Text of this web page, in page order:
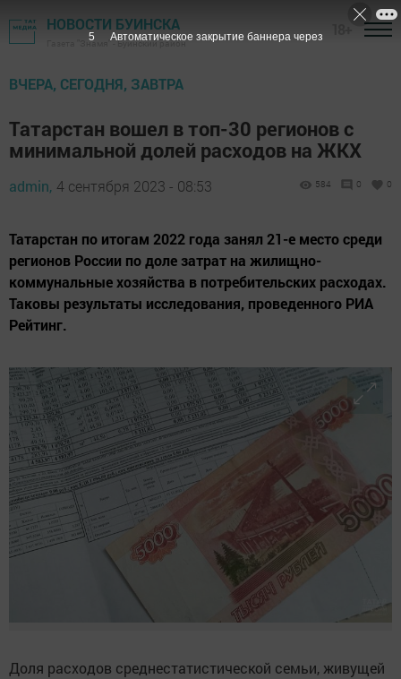
НОВОСТИ БУИНСКА
Газета "Знамя" - Буинский район
ВЧЕРА, СЕГОДНЯ, ЗАВТРА
Татарстан вошел в топ-30 регионов с
минимальной долей расходов на ЖКХ
admin, 4 сентября 2023 - 08:53 584 0 0
Татарстан по итогам 2022 года занял 21-е место среди
регионов России по доле затрат на жилищно-
коммунальные хозяйства в потребительских расходах.
Таковы результаты исследования, проведенного РИА
Рейтинг.
Доля расходов среднестатистической семьи, живущей
3 Автоматическое закрытие баннера через